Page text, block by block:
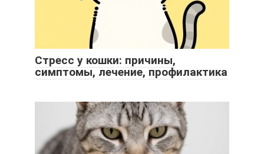
Стресс у кошки: причины,
симптомы, лечение, профилактика